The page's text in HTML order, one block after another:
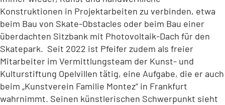
Konstruktionen in Projektarbeiten zu verbinden, etwa
beim Bau von Skate-Obstacles oder beim Bau einer
überdachten Sitzbank mit Photovoltaik-Dach für den
Skatepark. Seit 2022 ist Pfeifer zudem als freier
Mitarbeiter im Vermittlungsteam der Kunst- und
Kulturstiftung Opelvillen tätig, eine Aufgabe, die er auch
beim „Kunstverein Familie Montez“ in Frankfurt
wahrnimmt. Seinen künstlerischen Schwerpunkt sieht